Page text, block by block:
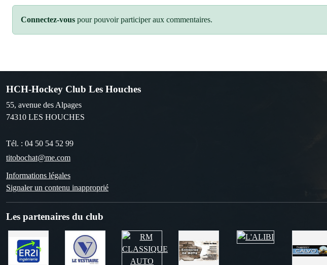
Connectez-vous pour pouvoir participer aux commentaires.
HCH-Hockey Club Les Houches
55, avenue des Alpages
74310 LES HOUCHES
Tél. : 04 50 54 52 99
titobochat@me.com
Informations légales
Signaler un contenu inapproprié
Les partenaires du club